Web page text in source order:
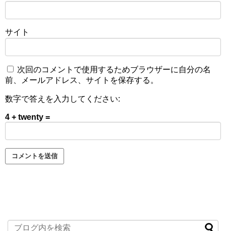
サイト
次回のコメントで使用するためブラウザーに自分の名
前、メールアドレス、サイトを保存する。
数字で答えを入力してください:
4 + twenty =